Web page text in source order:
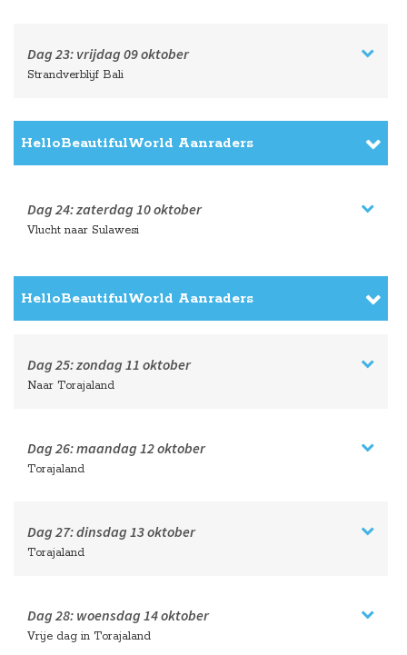
Dag 23: vrijdag 09 oktober
Strandverblijf Bali
HelloBeautifulWorld Aanraders
Dag 24:zaterdag 10 oktober
Vlucht naar Sulawesi
HelloBeautifulWorld Aanraders
Dag 25:zondag 11 oktober
Naar Torajaland
Dag 26:maandag 12 oktober
Torajaland
Dag 27:dinsdag 13 oktober
Torajaland
Dag 28: woensdag 14 oktober
Vrije dag in Torajaland